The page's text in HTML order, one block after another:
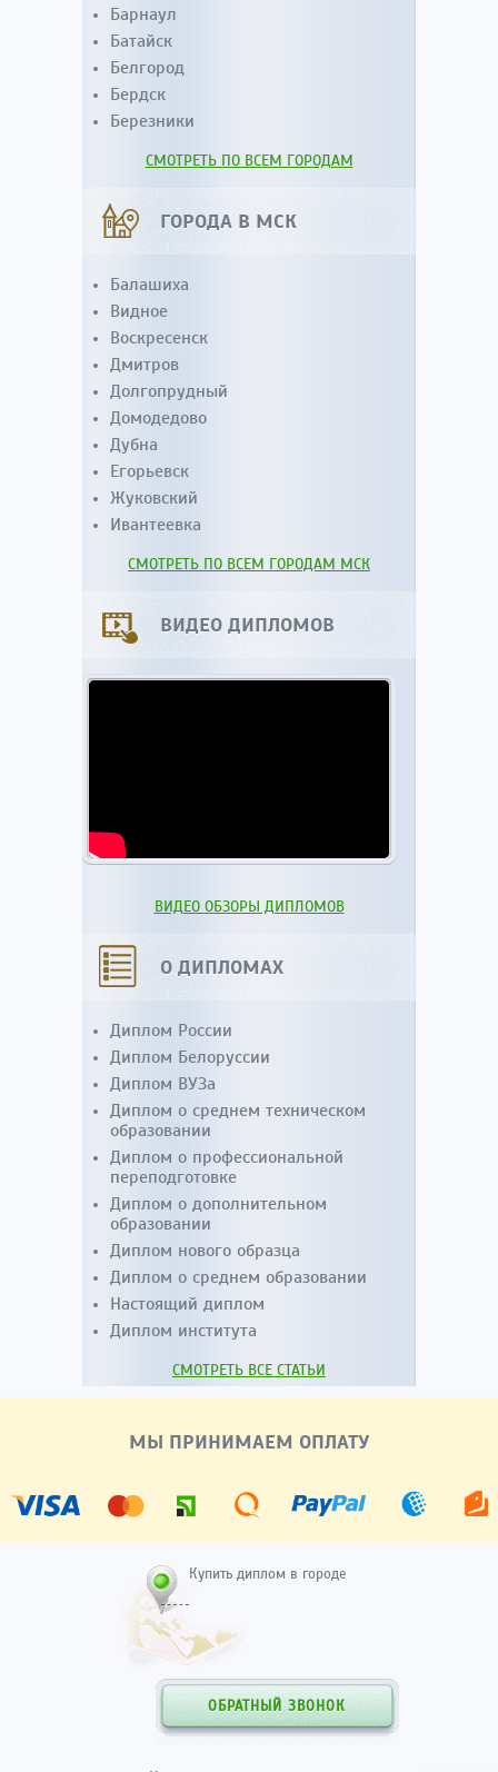
Барнаул
Батайск
Белгород
Бердск
Березники
СМОТРЕТЬ ПО ВСЕМ ГОРОДАМ
ГОРОДА В МСК
Балашиха
Видное
Воскресенск
Дмитров
Долгопрудный
Домодедово
Дубна
Егорьевск
Жуковский
Ивантеевка
СМОТРЕТЬ ПО ВСЕМ ГОРОДАМ МСК
ВИДЕО ДИПЛОМОВ
ВИДЕО ОБЗОРЫ ДИПЛОМОВ
О ДИПЛОМАХ
Диплом России
Диплом Белоруссии
Диплом ВУЗа
Диплом о среднем техническом
образовании
Диплом о профессиональной
переподготовке
Диплом о дополнительном
образовании
Диплом нового образца
Диплом о среднем образовании
Настоящий диплом
Диплом института
СМОТРЕТЬ ВСЕ СТАТЬИ
МЫ ПРИНИМАЕМ ОПЛАТУ
Купить диплом в городе
ОБРАТНЫЙ ЗВОНОК